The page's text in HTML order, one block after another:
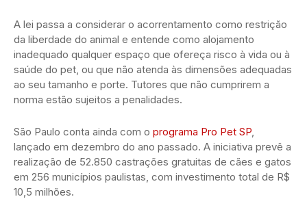
A lei passa a considerar o acorrentamento como restrição
da liberdade do animal e entende como alojamento
inadequado qualquer espaço que ofereça risco à vida ou à
saúde do pet, ou que não atenda às dimensões adequadas
ao seu tamanho e porte. Tutores que não cumprirem a
norma estão sujeitos a penalidades.
São Paulo conta ainda com o programa Pro Pet SP
lançado em dezembro do ano passado. A iniciativa prevê a
realização de 52.850 castrações gratuitas de cães e gatos
em 256 municípios paulistas, com investimento total de R$
10,5 milhões.